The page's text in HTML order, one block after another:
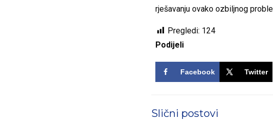
rješavanju ovako ozbiljnog
Pregledi: 124
Podijeli
Facebook Twitter
Slični postovi